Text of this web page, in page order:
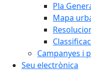
Pla
Mapa
Campanyes i
Seu electrònica